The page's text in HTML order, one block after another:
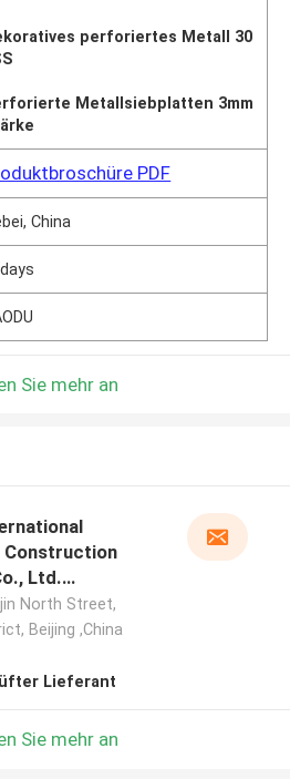
perforiertes Metall 30
Metallsiebplatten 3mm
PDF
China
Sie mehr an
Construction
Ltd.
North Street,
Beijing ,China
Lieferant
Sie mehr an